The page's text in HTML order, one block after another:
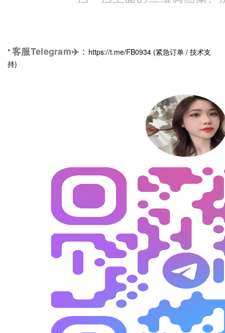
* 客服Telegram✈️ ： https://t.me/FB0934 (紧急订单 / 技术支
持)